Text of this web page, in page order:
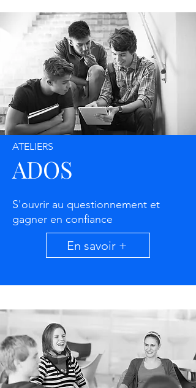
ATELIERS
ADOS
S'ouvrir au questionnement et
gagner en confiance
En savoir +